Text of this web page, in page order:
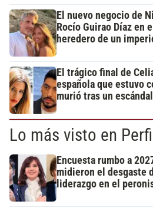
El nuevo negocio de
Rocío Guirao Díaz en
heredero de un
El trágico final de
española que estuvo
murió tras un
Lo más visto en Perfil
Encuesta rumbo a
midieron el desgaste
liderazgo en el